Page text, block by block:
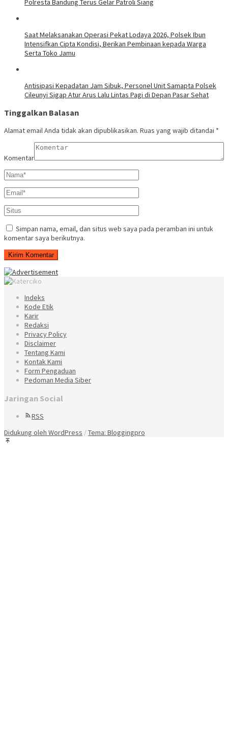
Polresta Bandung Terus Gelar Patroli Siang
Saat Melaksanakan Operasi Pekat Lodaya 2026, Polsek Ibun
Intensifkan Cipta Kondisi, Berikan Pembinaan kepada Warga
Serta Toko Jamu
Antisipasi Kepadatan Jam Sibuk, Personel Unit Samapta Polsek
Cileunyi Sigap Atur Arus Lalu Lintas Pagi di Depan Pasar Sehat
Tinggalkan Balasan
Alamat email Anda tidak akan dipublikasikan. Ruas yang wajib ditandai *
Komentar
Simpan nama, email, dan situs web saya pada peramban ini untuk
komentar saya berikutnya.
Indeks
Kode Etik
Karir
Redaksi
Privacy Policy
Disclaimer
Tentang Kami
Kontak Kami
Form Pengaduan
Pedoman Media Siber
Jaringan Social
RSS
Didukung oleh WordPress /Tema: Bloggingpro